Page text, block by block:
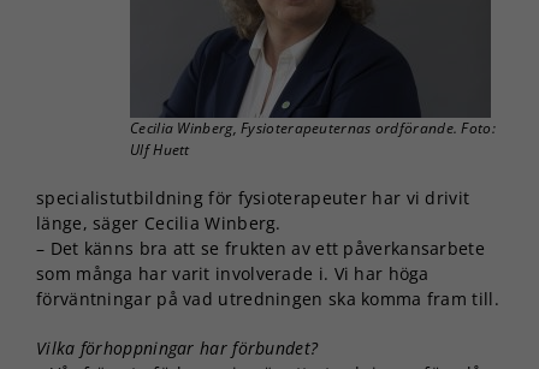
Cecilia Winberg, Fysioterapeuternas ordförande. Foto:
Ulf Huett
specialistutbildning för fysioterapeuter har vi drivit
länge, säger Cecilia Winberg.
– Det känns bra att se frukten av ett påverkansarbete
som många har varit involverade i. Vi har höga
förväntningar på vad utredningen ska komma fram till.
Vilka förhoppningar har förbundet?